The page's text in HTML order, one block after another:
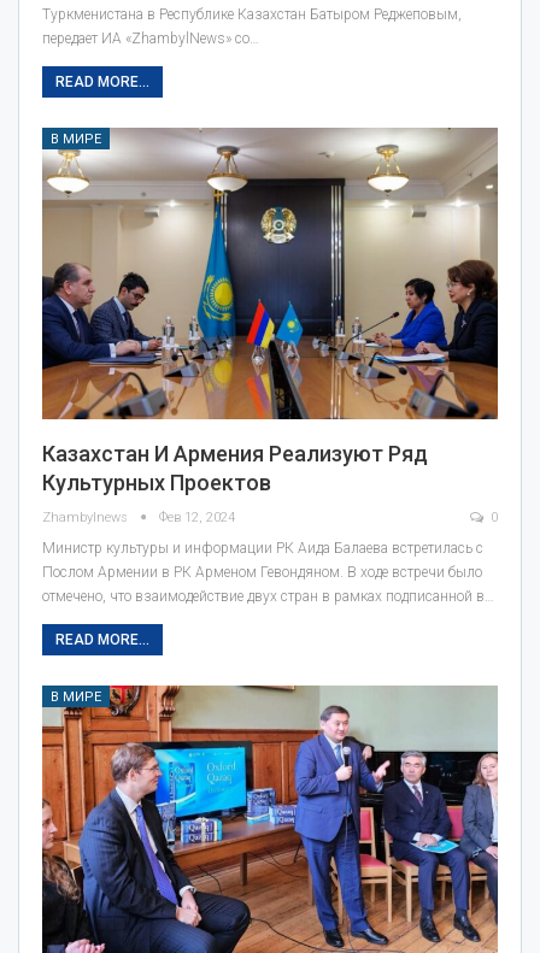
Туркменистана в Республике Казахстан Батыром Реджеповым,
передает ИА «ZhambylNews» со…
READ MORE...
В МИРЕ
Казахстан И Армения Реализуют Ряд
Культурных Проектов
Zhambylnews Фев 12, 2024 0
Министр культуры и информации РК Аида Балаева встретилась с
Послом Армении в РК Арменом Гевондяном. В ходе встречи было
отмечено, что взаимодействие двух стран в рамках подписанной в…
READ MORE...
В МИРЕ